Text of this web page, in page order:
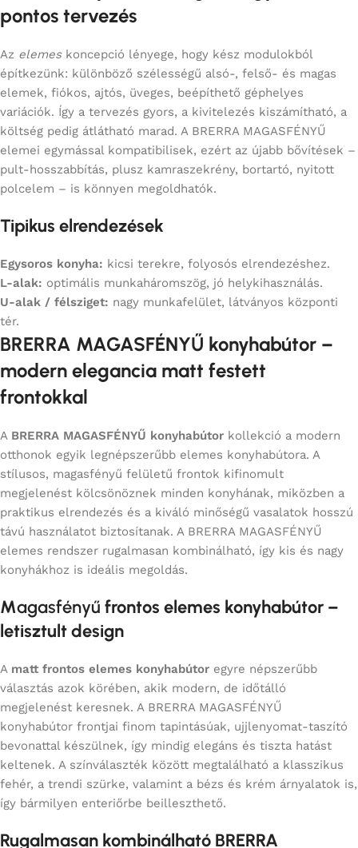
pontos tervezés
Az elemeskoncepció lényege, hogy kész modulokból
építkezünk: különböző szélességű alsó-, felső- és magas
elemek, fiókos, ajtós, üveges, beépíthető géphelyes
variációk. Így a tervezés gyors, a kivitelezés kiszámítható, a
költség pedig átlátható marad. A BRERRA MAGASFÉNYŰ
elemei egymással kompatibilisek, ezért az újabb bővítések –
pult-hosszabbítás, plusz kamraszekrény, bortartó, nyitott
polcelem – is könnyen megoldhatók.
Tipikus elrendezések
Egysoros konyha: kicsi terekre, folyosós elrendezéshez.
L-alak: optimális munkaháromszög, jó helykihasználás.
U-alak / félsziget: nagy munkafelület, látványos központi
tér.
BRERRA MAGASFÉNYŰ konyhabútor –
modern elegancia matt festett
frontokkal
A BRERRA MAGASFÉNYŰ konyhabútor kollekció a modern
otthonok egyik legnépszerűbb elemes konyhabútora. A
stílusos, magasfényű felületű frontok kifinomult
megjelenést kölcsönöznek minden konyhának, miközben a
praktikus elrendezés és a kiváló minőségű vasalatok hosszú
távú használatot biztosítanak. A BRERRA MAGASFÉNYŰ
elemes rendszer rugalmasan kombinálható, így kis és nagy
konyhákhoz is ideális megoldás.
Magasfényű frontos elemes konyhabútor –
letisztult design
A matt frontos elemes konyhabútor egyre népszerűbb
választás azok körében, akik modern, de időtálló
megjelenést keresnek. A BRERRA MAGASFÉNYŰ
konyhabútor frontjai finom tapintásúak, ujjlenyomat-taszító
bevonattal készülnek, így mindig elegáns és tiszta hatást
keltenek. A színválaszték között megtalálható a klasszikus
fehér, a trendi szürke, valamint a bézs és krém árnyalatok is,
így bármilyen enteriőrbe beilleszthető.
Rugalmasan kombinálható BRERRA